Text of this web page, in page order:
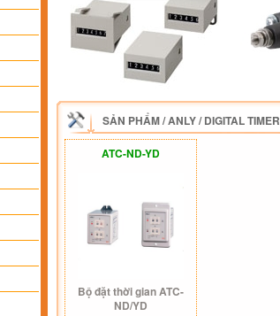
SẢN PHẨM/ANLY/DIGITAL TIMER
ATC-ND-YD
Bộ đặt thời gian ATC-
ND/YD